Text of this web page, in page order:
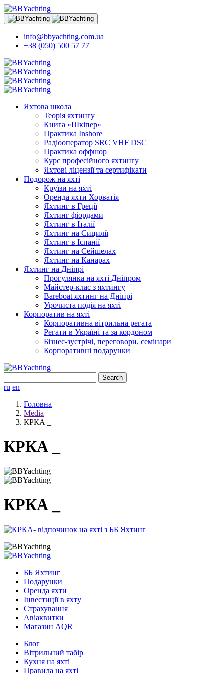
info@bbyachting.com.ua
+38 (050) 500 57 77
Яхтова школа
Теорія яхтингу
Книга «Шкіпер»
Практика Inshore
Радіооператор SRC VHF DSC
Практика оффшор
Курс професійного яхтингу
Яхтові ліцензії та сертифікати
Подорож на яхті
Круїзи на яхті
Оренда яхти Хорватія
Яхтинг в Греції
Яхтинг фіордами
Яхтинг в Італії
Яхтинг на Сицилії
Яхтинг в Іспанії
Яхтинг на Сейшелах
Яхтинг на Канарах
Яхтинг на Дніпрі
Прогулянка на яхті Дніпром
Майстер-клас з яхтингу
Bareboat яхтинг на Дніпрі
Урочиста подія на яхті
Корпоратив на яхті
Корпоративна вітрильна регата
Регати в Україні та за кордоном
Бізнес-зустрічі, переговори, семінари
Корпоративні подарунки
for:
ru en
Головна
Media
КРКА _
КРКА _
КРКА _
ББ Яхтинг
Подарунки
Оренда яхти
Інвестиції в яхту
Страхування
Авіаквитки
Магазин AQR
Блог
Вітрильний табір
Кухня на яхті
Правила на яхті